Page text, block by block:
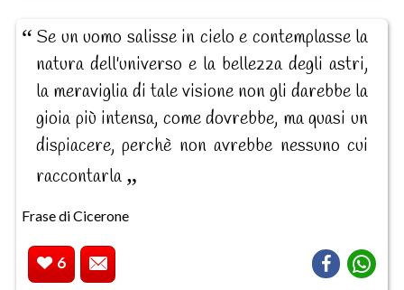
Se un uomo salisse in cielo e contemplasse la
natura dell'universo e la bellezza degli astri,
la meraviglia di tale visione non gli darebbe la
gioia più intensa, come dovrebbe, ma quasi un
dispiacere, perchè non avrebbe nessuno cui
raccontarla
Frase di Cicerone
6